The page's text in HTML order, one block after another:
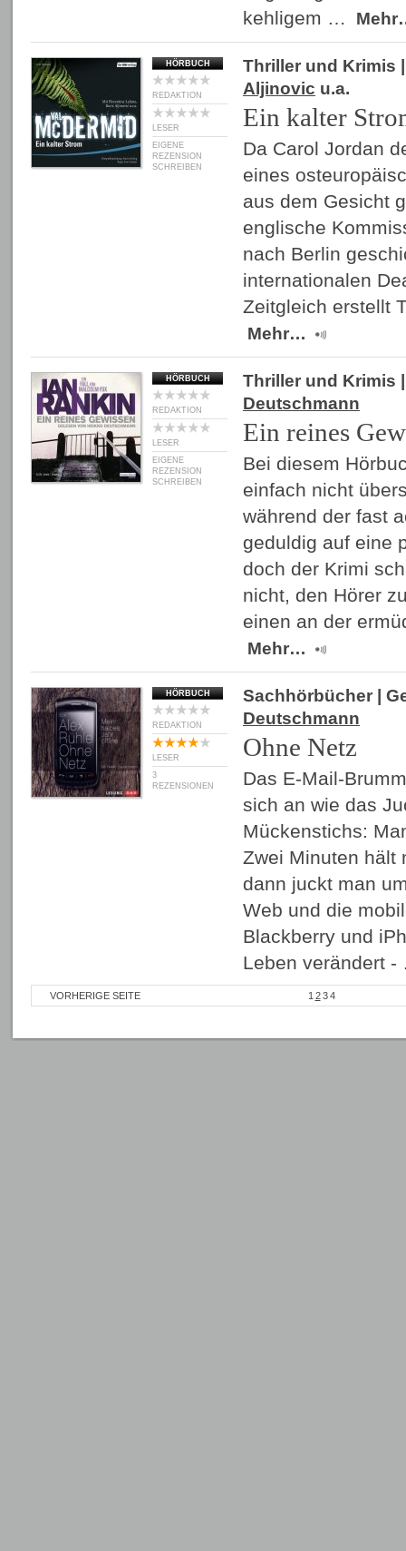
kehligem …
HÖRBUCH
REDAKTION
LESER
EIGENE
REZENSION
SCHREIBEN
Thriller und Krimis
Aljinovic u.a.
Ein kalter
Da Carol Jordan
eines
aus dem Gesicht
englische
nach Berlin
internationalen
Zeitgleich erstellt
Mehr…
HÖRBUCH
REDAKTION
LESER
EIGENE
REZENSION
SCHREIBEN
Thriller und Krimis
Deutschmann
Ein reines
Bei diesem
einfach nicht
während der fast
geduldig auf eine
doch der Krimi
nicht, den Hörer
einen an der
Mehr…
HÖRBUCH
REDAKTION
LESER
3
REZENSIONEN
Sachhörbücher |
Deutschmann
Ohne Netz
Das E-Mail-
sich an wie das
Mückenstichs:
Zwei Minuten hält
dann juckt man
Web und die
Blackberry und
Leben verändert
VORHERIGE SEITE 1 2 3 4